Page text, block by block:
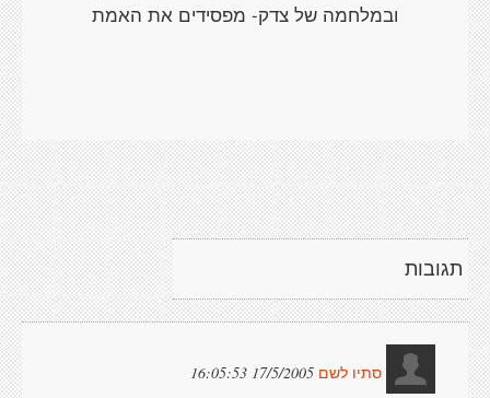
ובמלחמה של צדק- מפסידים את האמת
תגובות
סתיו לשם 17/5/2005 16:05:53